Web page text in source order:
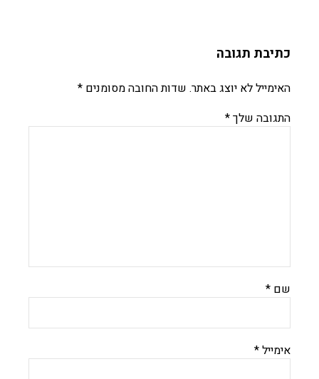
כתיבת תגובה
האימייל לא יוצג באתר. שדות החובה מסומנים *
התגובה שלך*
שם *
אימייל*